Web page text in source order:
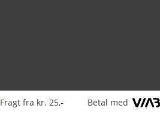
Fragt fra kr. 25,- Betal med